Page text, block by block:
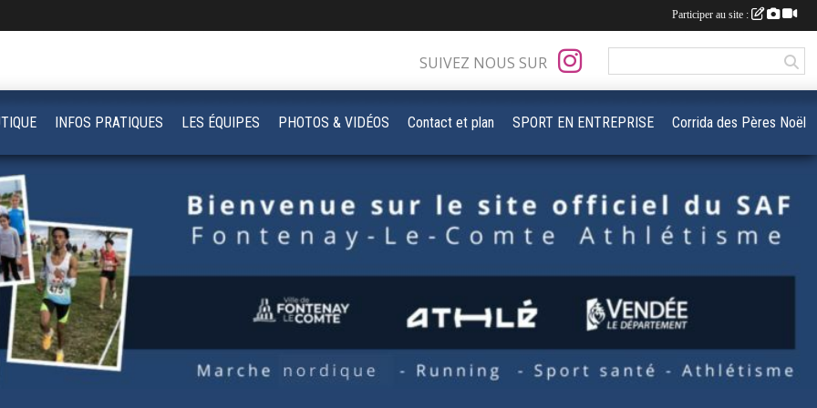
SUIVEZ NOUS SUR
INFOS PRATIQUES LES ÉQUIPES PHOTOS & VIDÉOS Contact et plan SPORT EN ENTREPRISE Corrida des Pères Noël
Participer au site :